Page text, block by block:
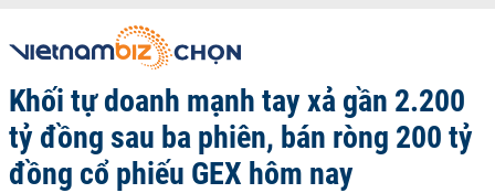
Khối tự doanh mạnh tay xả gần 2.200
tỷ đồng sau ba phiên, bán ròng 200 tỷ
đồng cổ phiếu GEX hôm nay